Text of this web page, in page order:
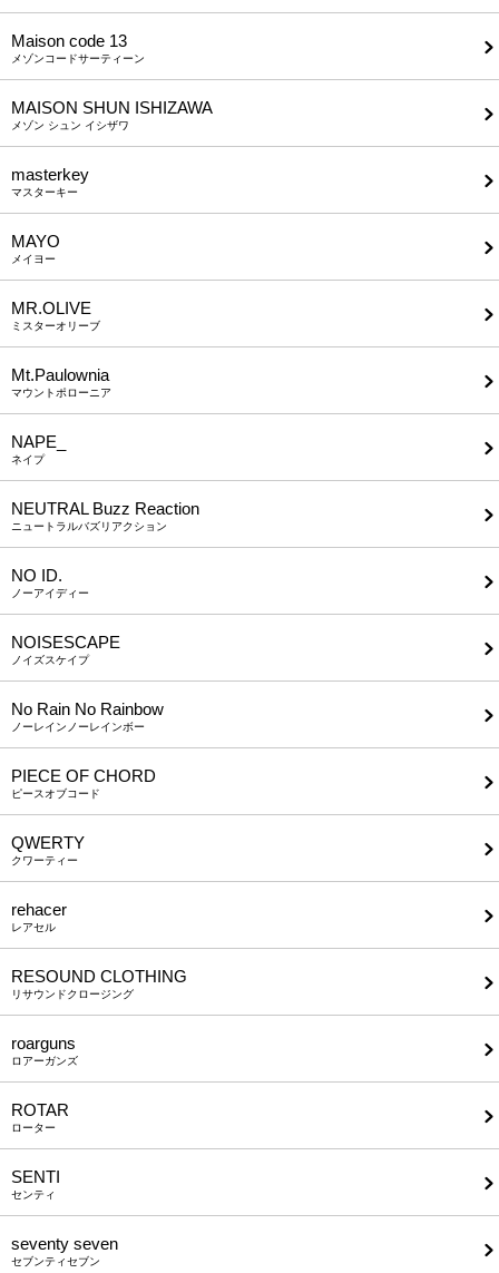
Maison code 13
メゾンコードサーティーン
MAISON SHUN ISHIZAWA
メゾン シュン イシザワ
masterkey
マスターキー
MAYO
メイヨー
MR.OLIVE
ミスターオリーブ
Mt.Paulownia
マウントポローニア
NAPE_
ネイプ
NEUTRAL Buzz Reaction
ニュートラルバズリアクション
NO ID.
ノーアイディー
NOISESCAPE
ノイズスケイプ
No Rain No Rainbow
ノーレインノーレインボー
PIECE OF CHORD
ピースオブコード
QWERTY
クワーティー
rehacer
レアセル
RESOUND CLOTHING
リサウンドクロージング
roarguns
ロアーガンズ
ROTAR
ローター
SENTI
センティ
seventy seven
セブンティセブン